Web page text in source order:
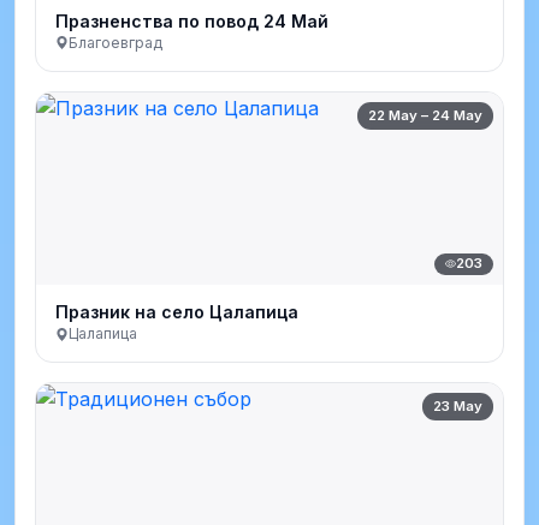
Празненства по повод 24 Май
Благоевград
22 May – 24 May
203
Празник на село Цалапица
Цалапица
23 May